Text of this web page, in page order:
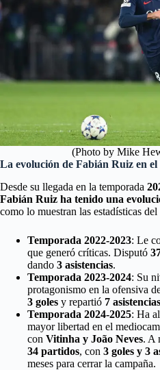
(Photo by Mike
La evolución de Fabián Ruiz en el
Desde su llegada en la temporada
Fabián Ruiz ha tenido una
como lo muestran las estadísticas
Temporada 2022-2023: Le
que generó críticas. Disputó
dando 3 asistencias.
Temporada 2023-2024: Su
protagonismo en la ofensiva
3 goles y repartió 7 asistencias
Temporada 2024-2025: Ha
mayor libertad en el
con Vitinha y João Neves. A
34 partidos, con 3 goles y 3
meses para cerrar la campaña.